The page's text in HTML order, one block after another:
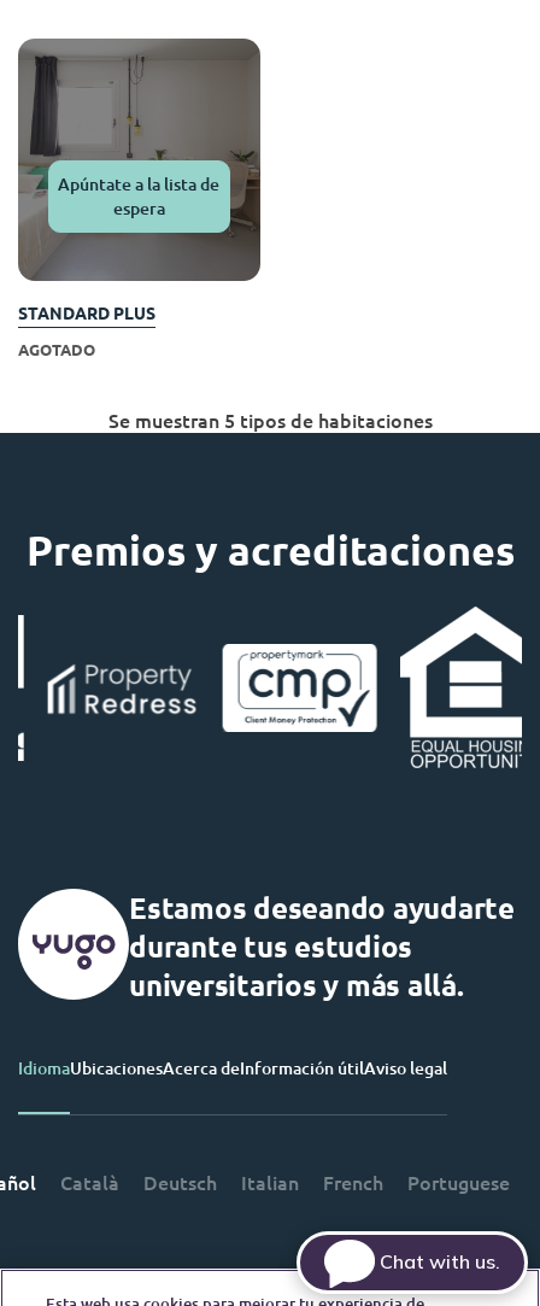
Apúntate a la lista de
espera
STANDARD PLUS
AGOTADO
Se muestran 5 tipos de habitaciones
Premios y acreditaciones
Estamos deseando ayudarte
durante tus estudios
universitarios y más allá.
IdiomaUbicacionesAcerca deInformación útilAviso legal
Català Deutsch Italian French Portuguese
Chat with us.